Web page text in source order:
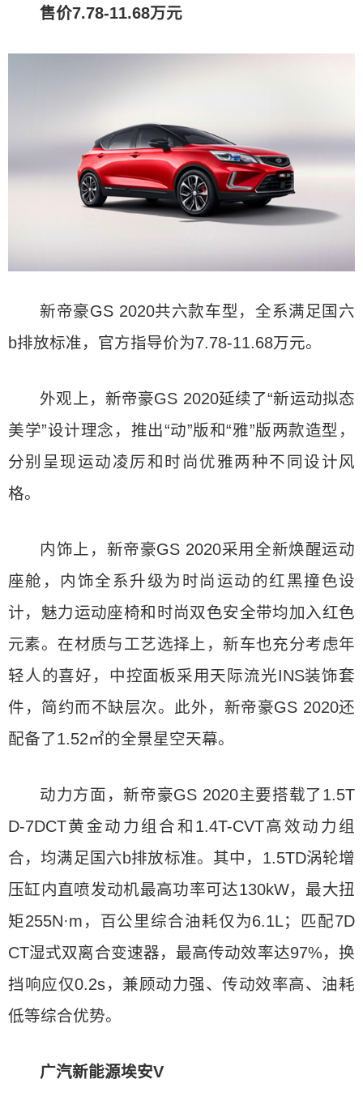
售价7.78-11.68万元
新帝豪GS 2020共六款车型，全系满足国六
b排放标准，官方指导价为7.78-11.68万元。
外观上，新帝豪GS 2020延续了“新运动拟态
美学”设计理念，推出“动”版和“雅”版两款造型，
分别呈现运动凌厉和时尚优雅两种不同设计风
格。
内饰上，新帝豪GS 2020采用全新焕醒运动
座舱，内饰全系升级为时尚运动的红黑撞色设
计，魅力运动座椅和时尚双色安全带均加入红色
元素。在材质与工艺选择上，新车也充分考虑年
轻人的喜好，中控面板采用天际流光INS装饰套
件，简约而不缺层次。此外，新帝豪GS 2020还
配备了1.52㎡的全景星空天幕。
动力方面，新帝豪GS 2020主要搭载了1.5T
D-7DCT黄金动力组合和1.4T-CVT高效动力组
合，均满足国六b排放标准。其中，1.5TD涡轮增
压缸内直喷发动机最高功率可达130kW，最大扭
矩255N·m，百公里综合油耗仅为6.1L；匹配7D
CT湿式双离合变速器，最高传动效率达97%，换
挡响应仅0.2s，兼顾动力强、传动效率高、油耗
低等综合优势。
广汽新能源埃安V